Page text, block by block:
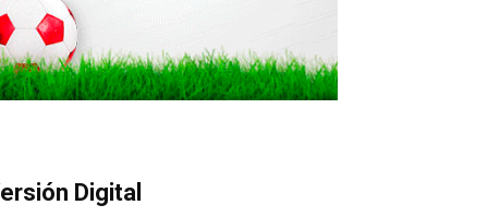
Digital